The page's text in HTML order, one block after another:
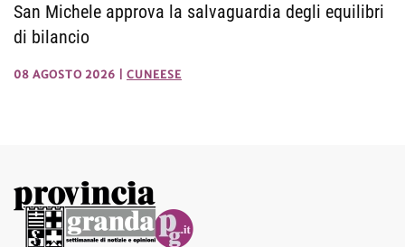
San Michele approva la salvaguardia degli equilibri
di bilancio
08 AGOSTO 2026 CUNEESE